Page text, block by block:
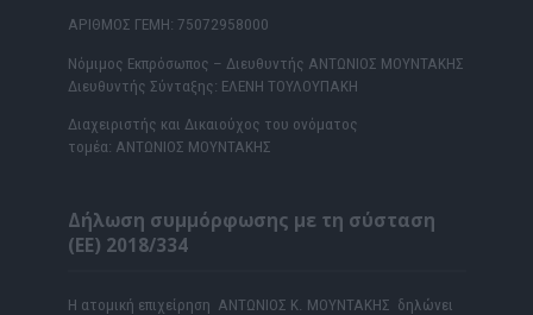
ΑΡΙΘΜΟΣ ΓΕΜΗ: 75072958000
Νόμιμος Εκπρόσωπος – Διευθυντής ΑΝΤΩΝΙΟΣ ΜΟΥΝΤΑΚΗΣ
Διευθυντής Σύνταξης: ΕΛΕΝΗ ΤΟΥΛΟΥΠΑΚΗ
Διαχειριστής και Δικαιούχος του ονόματος
τομέα: ΑΝΤΩΝΙΟΣ ΜΟΥΝΤΑΚΗΣ
Δήλωση συμμόρφωσης με τη σύσταση
(ΕΕ) 2018/334
Η ατομική επιχείρηση ΑΝΤΩΝΙΟΣ Κ. ΜΟΥΝΤΑΚΗΣ δηλώνει